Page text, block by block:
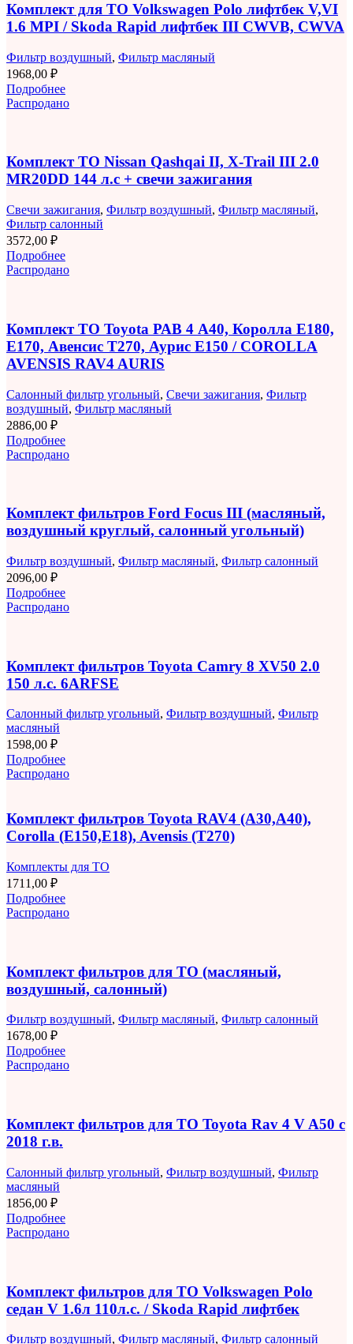
Комплект для ТО Volkswagen Polo лифтбек V,VI
1.6 MPI / Skoda Rapid лифтбек III CWVB, CWVA
Фильтр воздушный, Фильтр масляный
1968,00 ₽
Подробнее
Распродано
Комплект ТО Nissan Qashqai II, X-Trail III 2.0
MR20DD 144 л.с + свечи зажигания
Свечи зажигания, Фильтр воздушный, Фильтр масляный,
Фильтр салонный
3572,00 ₽
Подробнее
Распродано
Комплект ТО Toyota РАВ 4 A40, Королла E180,
E170, Авенсис T270, Аурис E150 / COROLLA
AVENSIS RAV4 AURIS
Салонный фильтр угольный, Свечи зажигания, Фильтр
воздушный, Фильтр масляный
2886,00 ₽
Подробнее
Распродано
Комплект фильтров Ford Focus III (масляный,
воздушный круглый, салонный угольный)
Фильтр воздушный, Фильтр масляный, Фильтр салонный
2096,00 ₽
Подробнее
Распродано
Комплект фильтров Toyota Camry 8 XV50 2.0
150 л.с. 6ARFSE
Салонный фильтр угольный, Фильтр воздушный, Фильтр
масляный
1598,00 ₽
Подробнее
Распродано
Комплект фильтров Toyota RAV4 (A30,A40),
Corolla (E150,E18), Avensis (T270)
Комплекты для ТО
1711,00 ₽
Подробнее
Распродано
Комплект фильтров для ТО (масляный,
воздушный, салонный)
Фильтр воздушный, Фильтр масляный, Фильтр салонный
1678,00 ₽
Подробнее
Распродано
Комплект фильтров для ТО Toyota Rav 4 V A50 с
2018 г.в.
Салонный фильтр угольный, Фильтр воздушный, Фильтр
масляный
1856,00 ₽
Подробнее
Распродано
Комплект фильтров для ТО Volkswagen Polo
седан V 1.6л 110л.с. / Skoda Rapid лифтбек
Фильтр воздушный, Фильтр масляный, Фильтр салонный